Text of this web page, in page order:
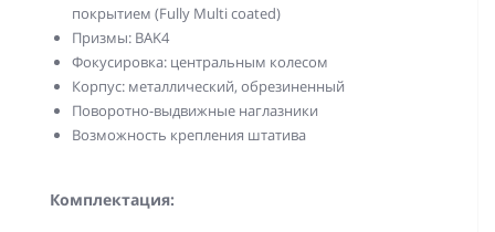
покрытием (Fully Multi coated)
Призмы: BAK4
Фокусировка: центральным колесом
Корпус: металлический, обрезиненный
Поворотно-выдвижные наглазники
Возможность крепления штатива
Комплектация: